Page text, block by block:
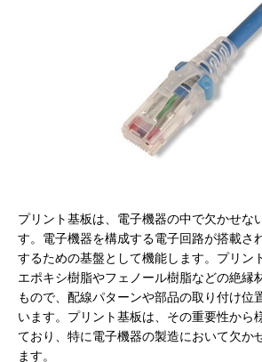
プリント基板は、電子機器の中で欠かせな
す。 電子機器を構成する電子回路が搭載さ
するための基盤として機能します。プリン
エポキシ樹脂やフェノール樹脂などの絶縁
もので、配線パターンや部品の取り付け位
います。プリント基板は、その重要性から
ており、特に電子機器の製造において欠か
ます。